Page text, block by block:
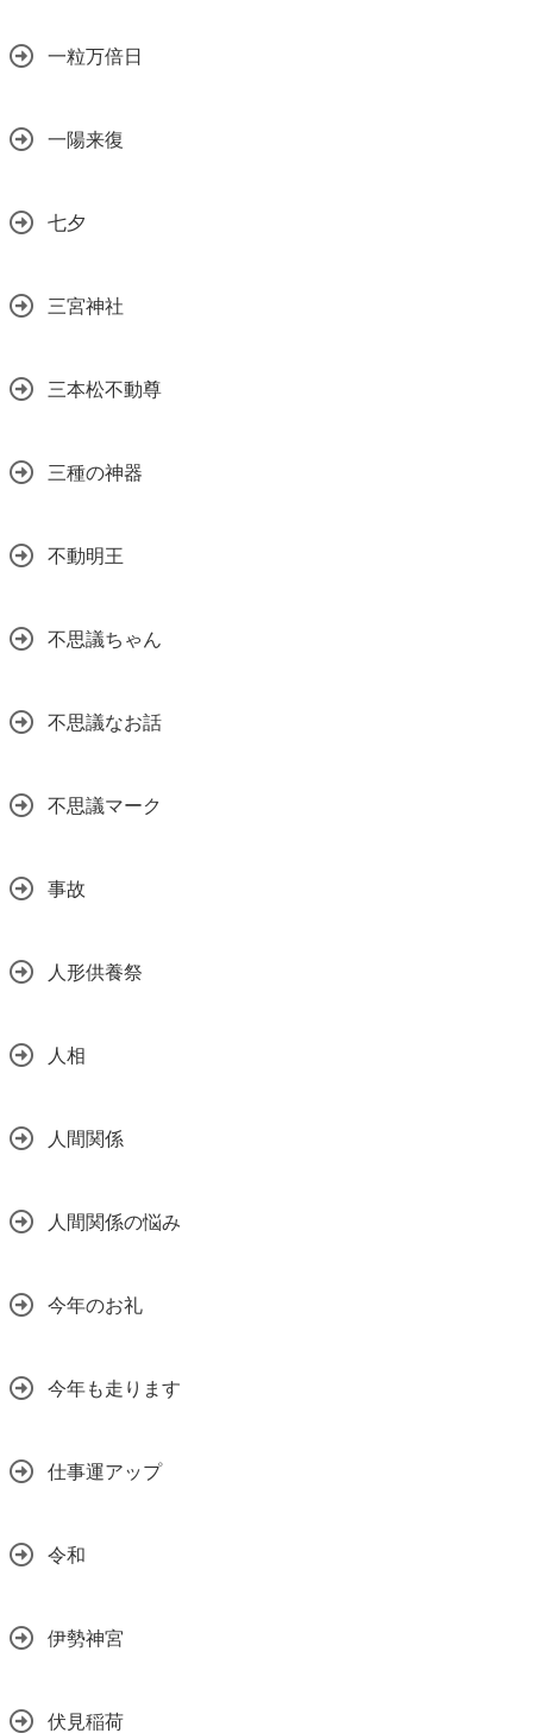
一粒万倍日
一陽来復
七夕
三宮神社
三本松不動尊
三種の神器
不動明王
不思議ちゃん
不思議なお話
不思議マーク
事故
人形供養祭
人相
人間関係
人間関係の悩み
今年のお礼
今年も走ります
仕事運アップ
令和
伊勢神宮
伏見稲荷